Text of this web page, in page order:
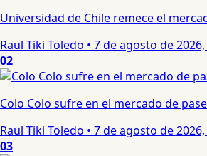
Universidad de Chile remece el
Raul Tiki Toledo • 7 de agosto de 2026,
02
Colo Colo sufre en el mercado de
Raul Tiki Toledo • 7 de agosto de 2026,
03